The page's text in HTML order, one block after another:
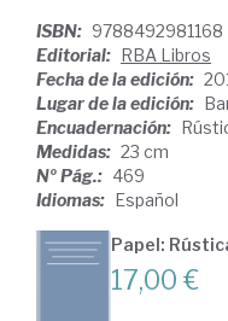
ISBN: 9788492981168
Editorial: RBA Libros
Fecha de la edición:
Lugar de la edición:
Encuadernación:
Medidas: 23 cm
Nº Pág.: 469
Idiomas: Español
Papel:
17,00 €